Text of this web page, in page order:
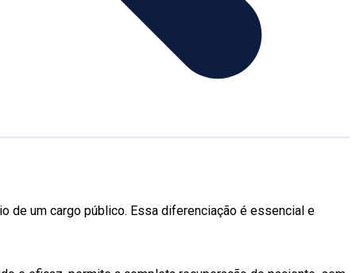
de um cargo público. Essa diferenciação é essencial e